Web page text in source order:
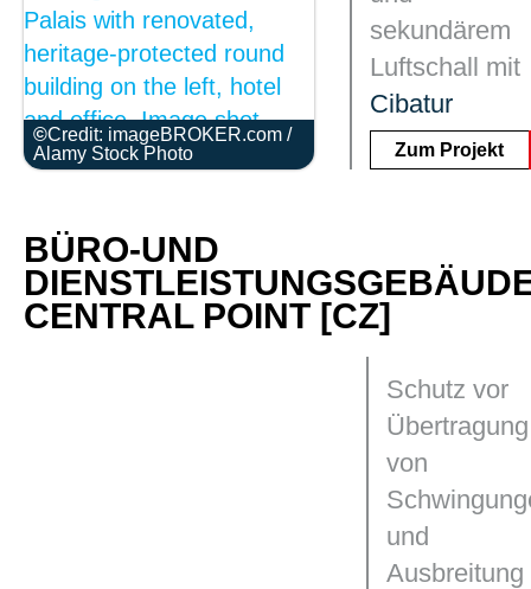
Credit: imageBROKER.com /
Alamy Stock Photo
sekundärem
Luftschall mit
Cibatur
Zum Projekt
BÜRO-UND
CENTRAL POINT [CZ]
Schutz vor
Übertragung
von
und
Ausbreitung